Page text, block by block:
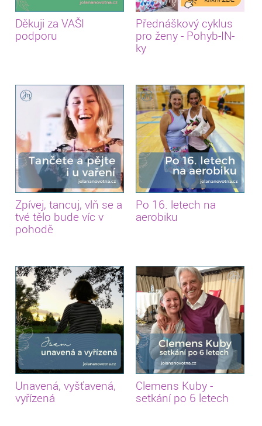
Děkuji za VAŠI
podporu
Přednáškový cyklus
pro ženy - Pohyb-IN-
ky
Zpívej, tancuj, vlň se a
tvé tělo bude víc v
pohodě
Po 16. letech na
aerobiku
Unavená, vyšťavená,
vyřízená
Clemens Kuby -
setkání po 6 letech